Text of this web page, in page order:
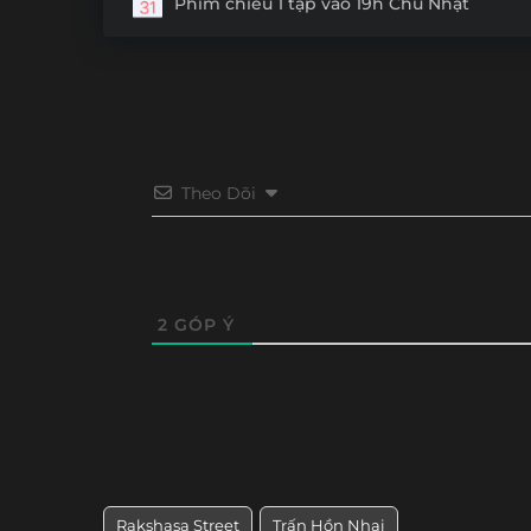
Theo Dõi
2 GÓP Ý
Rakshasa Street Trấn Hồn Nhai